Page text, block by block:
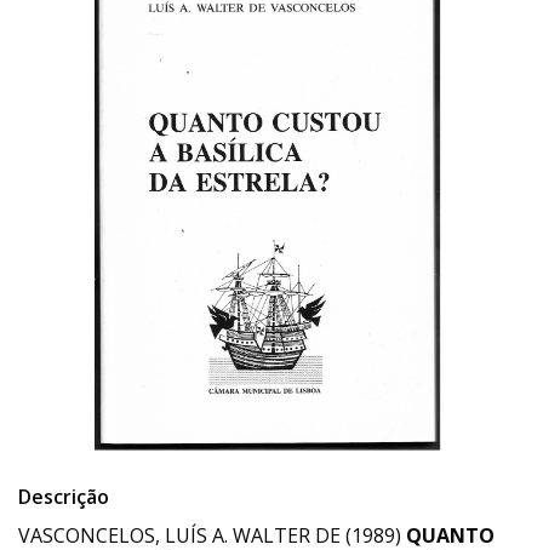
Descrição
VASCONCELOS, LUÍS A. WALTER DE (1989) QUANTO